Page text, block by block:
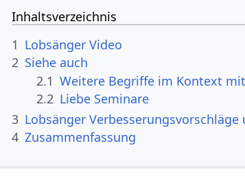
Inhaltsverzeichnis
1
Lobsänger‏‎ Video
2 Siehe auch
2.1
2.2 Liebe Seminare
3
Lobsänger‏‎
4 Zusammenfassung